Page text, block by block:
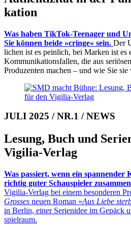
kation
Was haben TikTok-Teenager und
Sie können beide »cringe« sein. Der
lichen ist es pein­lich, bei Marken ist es
Kom­mu­ni­ka­tions­fallen, die aus
Produzenten machen – und wie Sie sie
JULI 2025 / NR.1 / NEWS
Lesung, Buch und
Vigilia-Verlag
Was passiert, wenn ein
richtig guter Schau­spieler
Vigilia-Verlag bei einem be­son­deren
Grosses neuen Roman »Aus Liebe
in Berlin, einer Serien­idee im Ge­päck
spiel­raum.